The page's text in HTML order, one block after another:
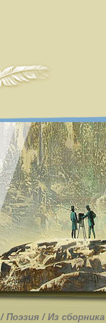
/ Поэзия / Из